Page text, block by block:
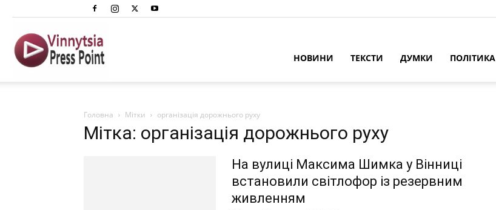
Преспоінт
НОВИНИ ТЕКСТИ ДУМКИ ПОЛІТИКА
Головна Мітки організація дорожнього руху
Мітка: організація дорожнього руху
На вулиці Максима Шимка у Вінниці
встановили світлофор із резервним
живленням